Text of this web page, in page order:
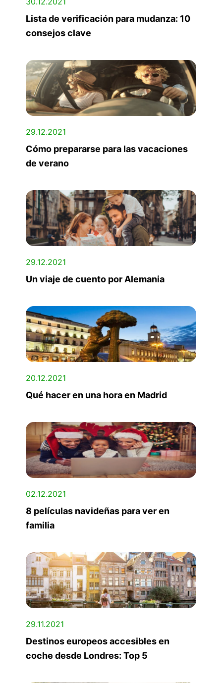
Lista de verificación para mudanza: 10
consejos clave
29.12.2021
Cómo prepararse para las vacaciones
de verano
29.12.2021
Un viaje de cuento por Alemania
20.12.2021
Qué hacer en una hora en Madrid
02.12.2021
8 películas navideñas para ver en
familia
29.11.2021
Destinos europeos accesibles en
coche desde Londres: Top 5